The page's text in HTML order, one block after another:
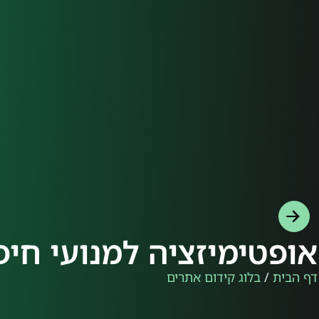
אופטימיזציה למנועי
דף הבית / בלוג קידום אתרים